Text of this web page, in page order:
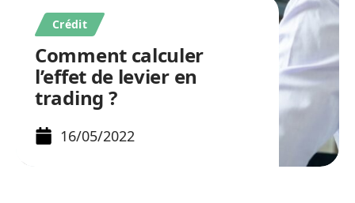
Crédit
Comment calculer
l’effet de levier en
trading ?
16/05/2022